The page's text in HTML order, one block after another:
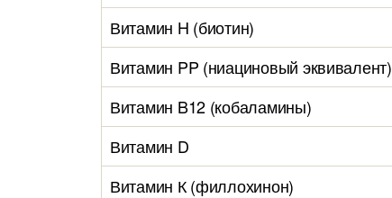
Витамин H (биотин)
Витамин PP (ниациновый эквивалент)
Витамин B12 (кобаламины)
Витамин D
Витамин К (филлохинон)